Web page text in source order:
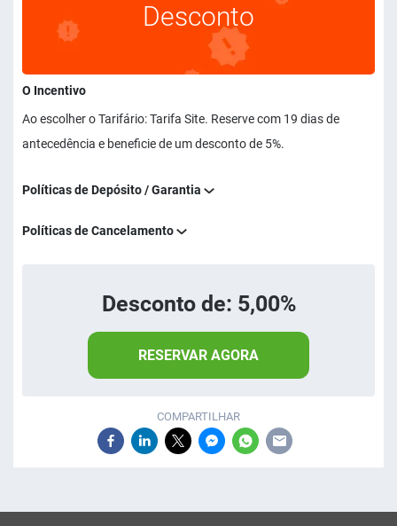
Desconto
O Incentivo
Ao escolher o Tarifário: Tarifa Site. Reserve com 19 dias de
antecedência e beneficie de um desconto de 5%.
Políticas de Depósito / Garantia
Políticas de Cancelamento
Desconto de: 5,00%
RESERVAR AGORA
COMPARTILHAR